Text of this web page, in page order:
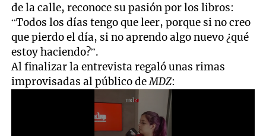
de la calle, reconoce su pasión por los libros:
“Todos los días tengo que leer, porque si no creo
que pierdo el día, si no aprendo algo nuevo ¿qué
estoy haciendo?”.
Al finalizar la entrevista regaló unas rimas
improvisadas al público deMDZ: